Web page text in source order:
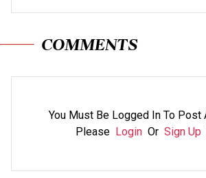
COMMENTS
You Must Be Logged In To Post
Please Login Or Sign Up